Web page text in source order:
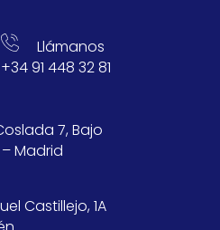
Llámanos
+34 91 448 32 81
7, Bajo
Madrid
Castillejo, 1A